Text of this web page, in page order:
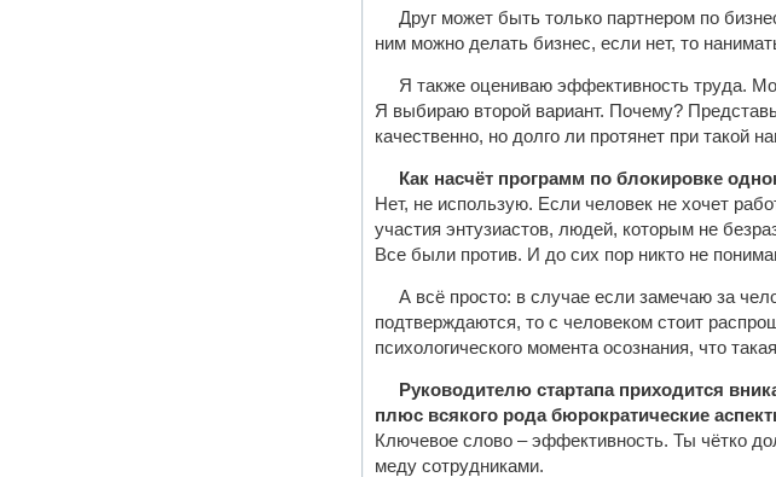
Друг может быть только партнером по
ним можно делать бизнес, если нет, то
Я также оцениваю эффективность труда.
Я выбираю второй вариант. Почему?
качественно, но долго ли протянет при такой
Как насчёт программ по блокировке
Нет, не использую. Если человек не хочет
участия энтузиастов, людей, которым не
Все были против. И до сих пор никто не
А всё просто: в случае если замечаю за
подтверждаются, то с человеком стоит
психологического момента осознания, что
Руководителю стартапа приходится
плюс всякого рода бюрократические
Ключевое слово – эффективность. Ты чётко
меду сотрудниками.